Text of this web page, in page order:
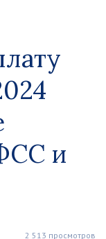
и
2 513 просмотров